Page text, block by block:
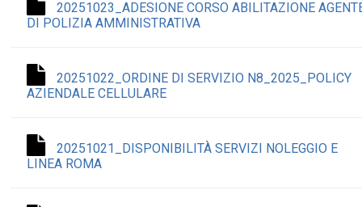
20251023_ADESIONE CORSO ABILITAZIONE
DI POLIZIA AMMINISTRATIVA
20251022_ORDINE DI SERVIZIO N8_2025_POLICY
AZIENDALE CELLULARE
20251021_DISPONIBILITÀ SERVIZI NOLEGGIO E
LINEA ROMA